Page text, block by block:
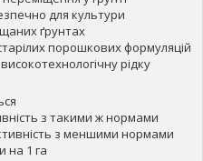
для культури
ґрунтах
порошкових формуляцій
рідку
з такими ж нормами
з меншими нормами
на 1 га